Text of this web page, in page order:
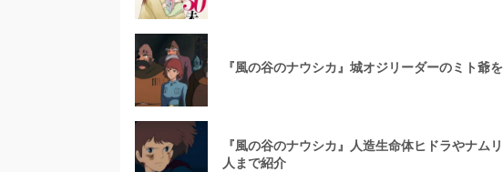
『風の谷のナウシカ』城オジリーダーのミト爺
『風の谷のナウシカ』人造生命体ヒドラやナ
人まで紹介